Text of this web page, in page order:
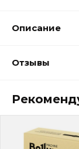
Описание
Отзывы